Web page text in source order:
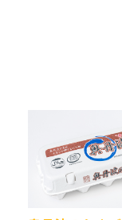
プライバシーポリシー